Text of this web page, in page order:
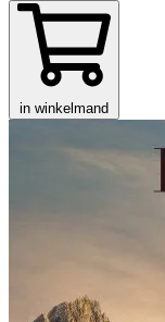
in winkelmand